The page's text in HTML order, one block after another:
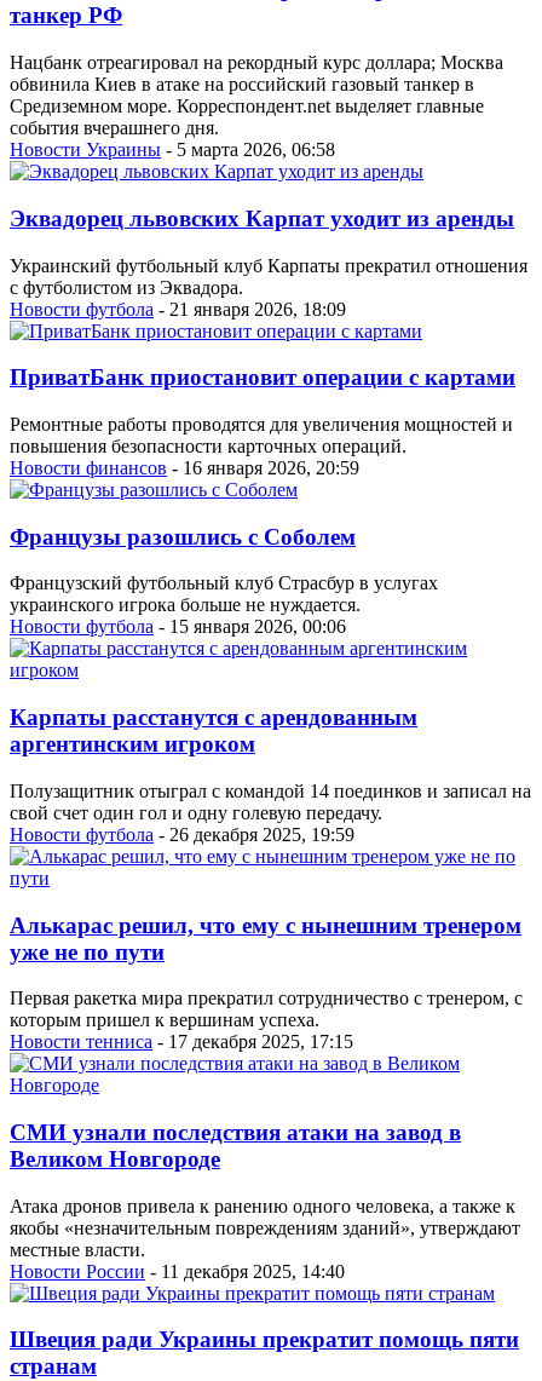
танкер РФ
Нацбанк отреагировал на рекордный курс доллара; Москва
обвинила Киев в атаке на российский газовый танкер в
Средиземном море. Корреспондент.net выделяет главные
события вчерашнего дня.
Новости Украины - 5 марта 2026, 06:58
Эквадорец львовских Карпат уходит из аренды
Украинский футбольный клуб Карпаты прекратил отношения
с футболистом из Эквадора.
Новости футбола - 21 января 2026, 18:09
ПриватБанк приостановит операции с картами
Ремонтные работы проводятся для увеличения мощностей и
повышения безопасности карточных операций.
Новости финансов - 16 января 2026, 20:59
Французы разошлись с Соболем
Французский футбольный клуб Страсбур в услугах
украинского игрока больше не нуждается.
Новости футбола - 15 января 2026, 00:06
Карпаты расстанутся с арендованным
аргентинским игроком
Полузащитник отыграл с командой 14 поединков и записал на
свой счет один гол и одну голевую передачу.
Новости футбола - 26 декабря 2025, 19:59
Алькарас решил, что ему с нынешним тренером
уже не по пути
Первая ракетка мира прекратил сотрудничество с тренером, с
которым пришел к вершинам успеха.
Новости тенниса - 17 декабря 2025, 17:15
СМИ узнали последствия атаки на завод в
Великом Новгороде
Атака дронов привела к ранению одного человека, а также к
якобы «незначительным повреждениям зданий», утверждают
местные власти.
Новости России - 11 декабря 2025, 14:40
Швеция ради Украины прекратит помощь пяти
странам